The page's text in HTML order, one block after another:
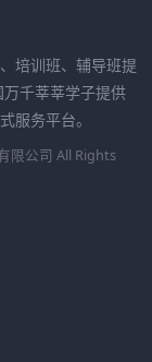
培训班、辅导班提
千莘莘学子提供
服务平台。
限公司 All Rights